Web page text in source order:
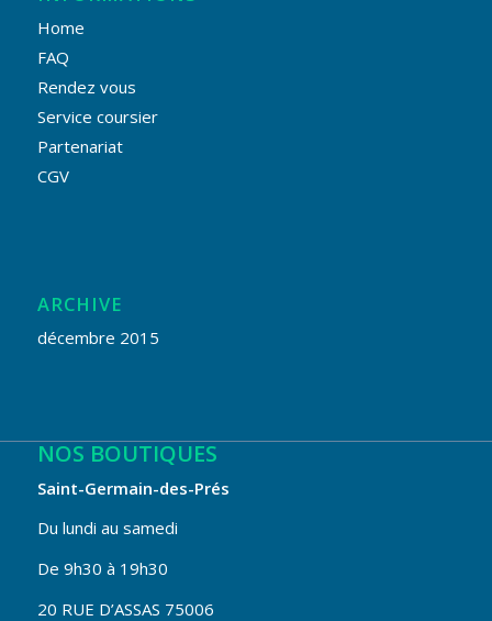
Home
FAQ
Rendez vous
Service coursier
Partenariat
CGV
ARCHIVE
décembre 2015
NOS BOUTIQUES
Saint-Germain-des-Prés
Du lundi au samedi
De 9h30 à 19h30
20 RUE D’ASSAS 75006